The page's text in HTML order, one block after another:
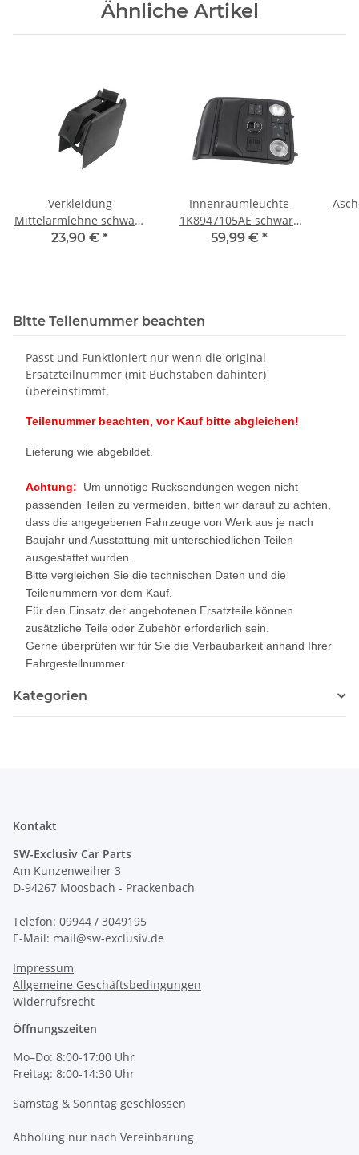
Ähnliche Artikel
Verkleidung
Mittelarmlehne schwarz
VW Golf 6-Scirocco III
23,90 € *
Innenraumleuchte
1K8947105AE schwarz
vorne VW Scirocco III
59,99 € *
Bitte Teilenummer beachten
Passt und Funktioniert nur wenn die original
Ersatzteilnummer (mit Buchstaben dahinter)
übereinstimmt.
Teilenummer beachten, vor Kauf bitte abgleichen!
Lieferung wie abgebildet.
Achtung: Um unnötige Rücksendungen wegen nicht
passenden Teilen zu vermeiden, bitten wir darauf zu achten,
dass die angegebenen Fahrzeuge von Werk aus je nach
Baujahr und Ausstattung mit unterschiedlichen Teilen
ausgestattet wurden.
Bitte vergleichen Sie die technischen Daten und die
Teilenummern vor dem Kauf.
Für den Einsatz der angebotenen Ersatzteile können
zusätzliche Teile oder Zubehör erforderlich sein.
Gerne überprüfen wir für Sie die Verbaubarkeit anhand Ihrer
Fahrgestellnummer.
Kategorien
Kontakt
SW-Exclusiv Car Parts
Am Kunzenweiher 3
D-94267 Moosbach - Prackenbach
Telefon: 09944 / 3049195
E-Mail: mail@sw-exclusiv.de
Impressum
Allgemeine Geschäftsbedingungen
Widerrufsrecht
Öffnungszeiten
Mo–Do: 8:00-17:00 Uhr
Freitag: 8:00-14:30 Uhr
Samstag & Sonntag geschlossen
Abholung nur nach Vereinbarung